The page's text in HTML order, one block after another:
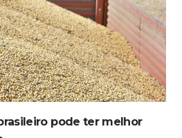
pode ter melhor